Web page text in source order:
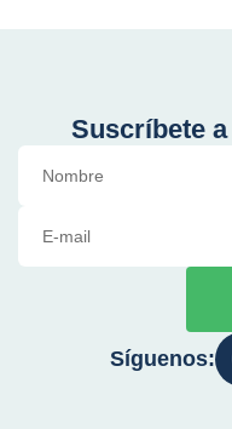
Suscríbete
Síguenos: